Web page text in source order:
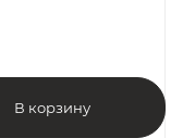
В корзину